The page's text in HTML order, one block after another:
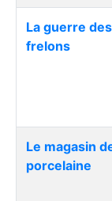
La guerre des
frelons
Le magasin
porcelaine